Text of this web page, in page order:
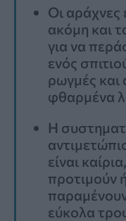
Οι αράχνες
ακόμη και
για να
ενός
ρωγμές και
φθαρμένα
Η
είναι
προτιμούν
εύκολα